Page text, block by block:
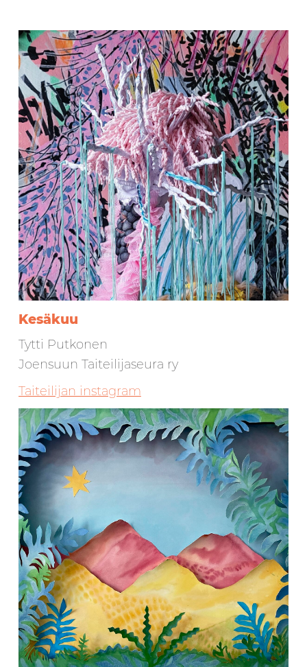
Kesäkuu
Tytti Putkonen
Joensuun Taiteilijaseura ry
Taiteilijan instagram